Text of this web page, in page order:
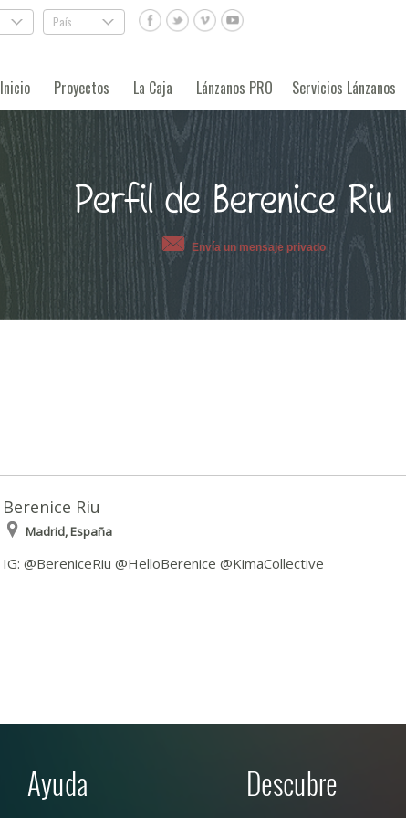
. País .
Inicio Proyectos La Caja Lánzanos PRO Servicios Lánzanos
Perfil de Berenice Riu
Envía un mensaje privado
Berenice Riu
Madrid, España
IG: @BereniceRiu @HelloBerenice @KimaCollective
Ayuda Descubre